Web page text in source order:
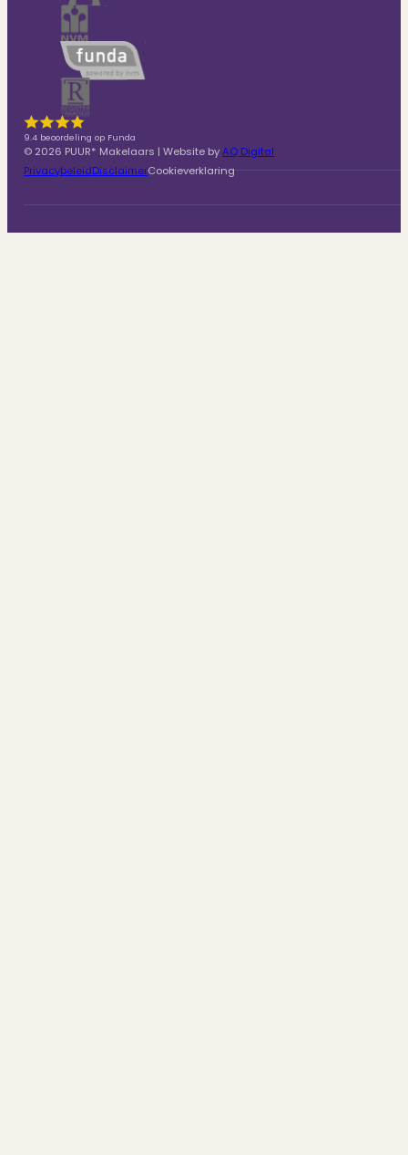
9.4 beoordeling op Funda
© 2026 PUUR* Makelaars | Website byAQ Digital
PrivacybeleidDisclaimerCookieverklaring